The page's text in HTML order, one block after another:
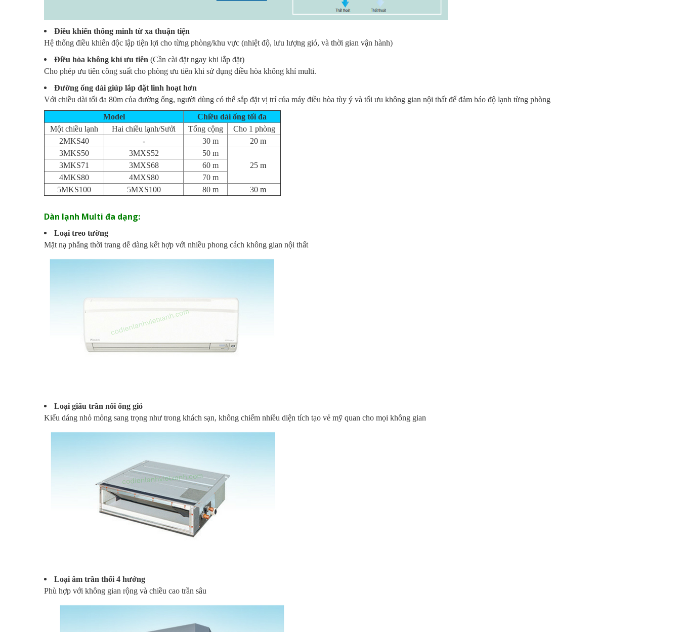
Điều khiển thông minh từ xa thuận tiện
Hệ thống điều khiển độc lập tiện lợi cho từng phòng/khu vực (nhiệt độ, lưu lượng gió, và thời gian vận hành)
Điều hòa không khí ưu tiên (Cần cài đặt ngay khi lắp đặt)
Cho phép ưu tiên công suất cho phòng ưu tiên khi sử dụng điều hòa không khí multi.
Đường ống dài giúp lắp đặt linh hoạt hơn
Với chiều dài tối đa 80m của đường ống, người dùng có thể sắp đặt vị trí của máy điều hòa tùy ý và tối ưu không gian nội thất để đảm báo độ lạnh từng phòng
Model
Chiều dài ống tối đa
Một chiều lạnh
Hai chiều lạnh/Sưởi Tổng cộng
Cho 1 phòng
2MKS40
- 30 m
20 m
3MKS50
3MXS52
50 m
25 m
3MKS71 3MXS68
60 m
4MKS80
4MXS80
70 m
5MKS100
5MXS100 80 m 30 m
Dàn lạnh Multi đa dạng:
Loại treo tường
Mặt nạ phẳng thời trang dễ dàng kết hợp với nhiều phong cách không gian nội thất
Loại giấu trần nối ống gió
Kiểu dáng nhỏ mỏng sang trọng như trong khách sạn, không chiếm nhiều diện tích tạo vẻ mỹ quan cho mọi không gian
Loại âm trần thổi 4 hướng
Phù hợp với không gian rộng và chiều cao trần sâu